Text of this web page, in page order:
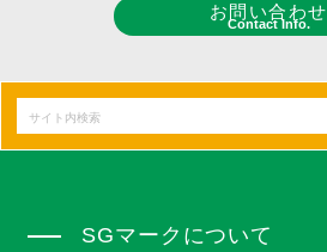
お問い合わせ
Contact Info.
SGマークについて